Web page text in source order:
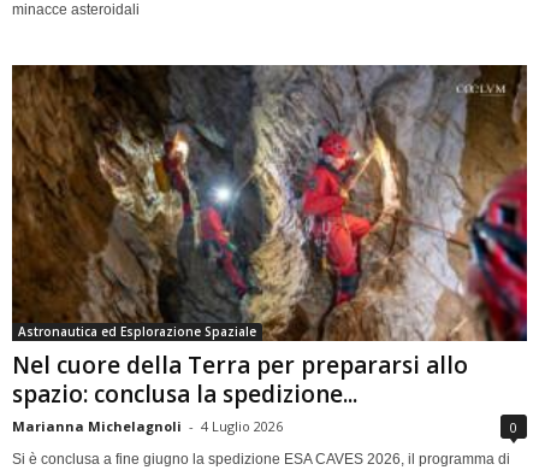
minacce asteroidali
Astronautica ed Esplorazione Spaziale
Nel cuore della Terra per prepararsi allo
spazio: conclusa la spedizione...
Marianna Michelagnoli - 4 Luglio 2026 0
Si è conclusa a fine giugno la spedizione ESA CAVES 2026, il programma di